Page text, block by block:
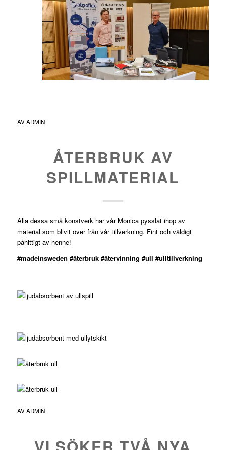
AVADMIN
ÅTERBRUK AV
SPILLMATERIAL
Alla dessa små konstverk har vår Monica pysslat ihop av
material som blivit över från vår tillverkning. Fint och väldigt
påhittigt av henne!
#madeinsweden #återbruk #återvinning #ull #ulltillverkning
AVADMIN